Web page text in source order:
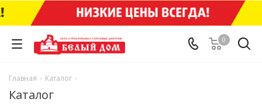
0
Главная - Каталог -
Каталог